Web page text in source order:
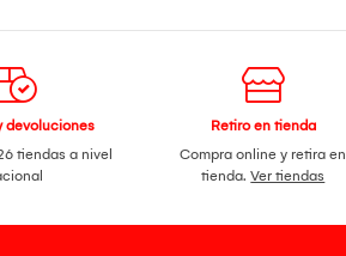
devoluciones
tiendas a nivel
Retiro en tienda
Compra online y retira en
tienda.Ver tiendas